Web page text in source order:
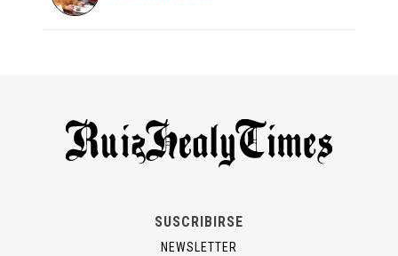
SUSCRIBIRSE
NEWSLETTER